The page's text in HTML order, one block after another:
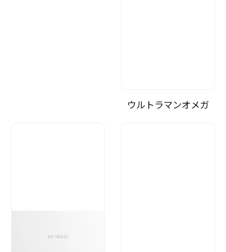
ウルトラマンオメガ